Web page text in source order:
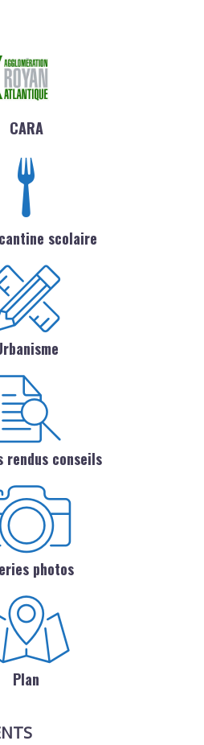
CARA
scolaire
rendus conseils
photos
Plan